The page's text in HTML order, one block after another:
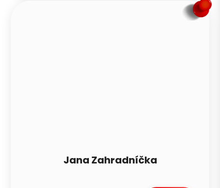
Jana Zahradníčka